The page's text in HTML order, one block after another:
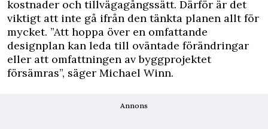
kostnader och tillvägagångssätt. Därför är det
viktigt att inte gå ifrån den tänkta planen allt för
mycket. ”Att hoppa över en omfattande
designplan kan leda till oväntade förändringar
eller att omfattningen av byggprojektet
försämras”, säger Michael Winn.
Annons